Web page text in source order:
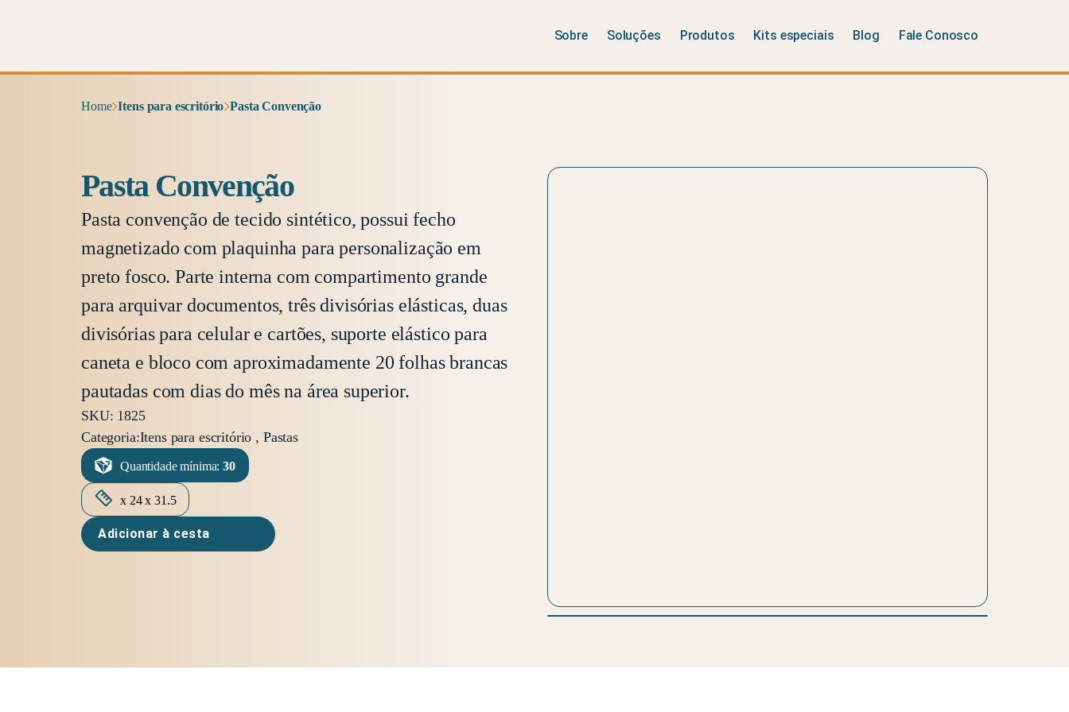
Sobre Soluções Produtos Kits especiais Blog Fale Conosco
Home Itens para escritório Pasta Convenção
Pasta Convenção
Pasta convenção de tecido sintético, possui fecho
magnetizado com plaquinha para personalização em
preto fosco. Parte interna com compartimento grande
para arquivar documentos, três divisórias elásticas, duas
divisórias para celular e cartões, suporte elástico para
caneta e bloco com aproximadamente 20 folhas brancas
pautadas com dias do mês na área superior.
SKU: 1825
Categoria:Itens para escritório , Pastas
Quantidade mínima:30
x 24 x 31.5
Adicionar à cesta